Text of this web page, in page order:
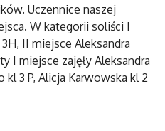
Uczennice naszej
W kategorii soliści I
II miejsce Aleksandra
I miejsce zajęły Aleksandra
kl 3 P, Alicja Karwowska kl 2